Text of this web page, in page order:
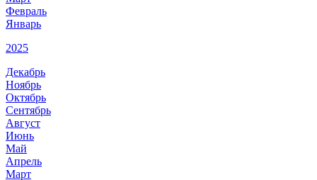
Февраль
Январь
2025
Декабрь
Ноябрь
Октябрь
Сентябрь
Август
Июнь
Май
Апрель
Март